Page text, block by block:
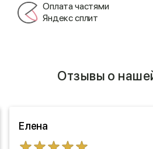
Оплата частями
Яндекс сплит
Отзывы о
Елена